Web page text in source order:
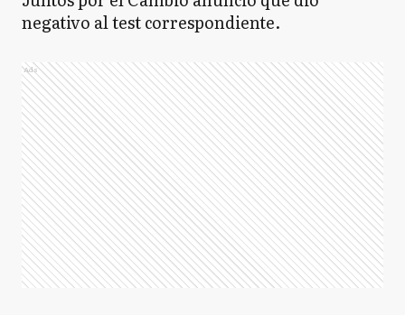
negativo al test correspondiente.
Ads